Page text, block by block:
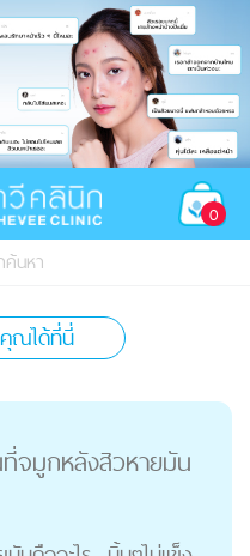
0
ค้นหา
ณได้ที่นี่
จมูกหลังสิวหายมัน